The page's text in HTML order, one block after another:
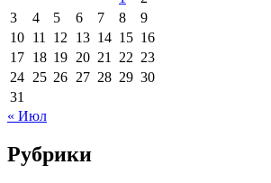
3
4 5 6 7 8
9
10 11 12 13 14 15 16
17 18 19 20 21 22 23
24 25 26 27 28 29 30
31
« Июл
Рубрики